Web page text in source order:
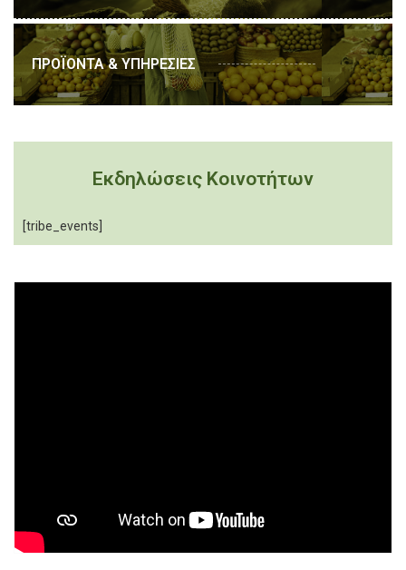
ΠΡΟΪΟΝΤΑ & ΥΠΗΡΕΣΙΕΣ
Εκδηλώσεις Κοινοτήτων
[tribe_events]